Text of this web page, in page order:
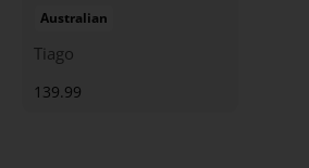
Australian
Tiago
139.99